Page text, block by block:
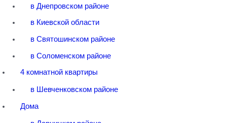
в Днепровском районе
в Киевской области
в Святошинском районе
в Соломенском районе
4 комнатной квартиры
в Шевченковском районе
Дома